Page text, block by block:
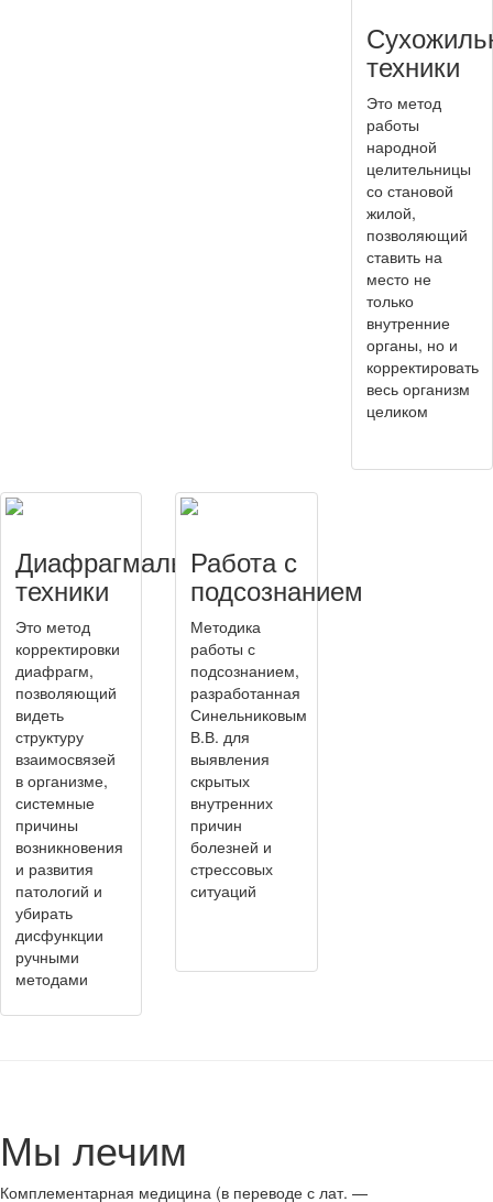
техники
Это метод
работы
народной
целительницы
со становой
жилой,
позволяющий
ставить на
место не
только
внутренние
органы, но и
корректировать
весь организм
целиком
Диафрагмальные
техники
Это метод
корректировки
диафрагм,
позволяющий
видеть
структуру
взаимосвязей
в организме,
системные
причины
возникновения
и развития
патологий и
убирать
дисфункции
ручными
методами
Работа с
подсознанием
Методика
работы с
подсознанием,
разработанная
Синельниковым
В.В. для
выявления
скрытых
внутренних
причин
болезней и
стрессовых
ситуаций
Мы лечим
Комплементарная медицина (в переводе с лат. —